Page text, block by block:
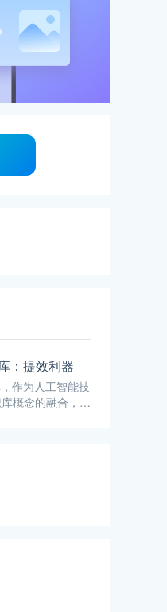
：提效利器
作为人工智能技
概念的融合，正